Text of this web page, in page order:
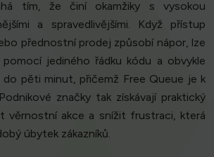
tím, že činí okamžiky s vysokou
a spravedlivějšími. Když přístup
přednostní prodej způsobí nápor, lze
jediného řádku kódu a obvykle
pěti minut, přičemž Free Queue je k
značky tak získávají praktický
věrnostní akce a snížit frustraci, která
úbytek zákazníků.